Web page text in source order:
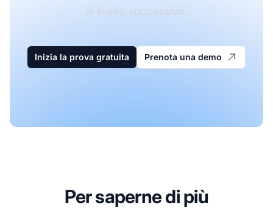
al livello successivo.
Inizia la prova gratuita Prenota una demo
Per saperne di più